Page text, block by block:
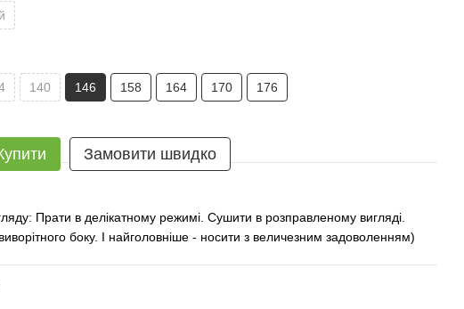
140 146 158 164 170 176
Замовити швидко
Прати в делікатному режимі. Сушити в розправленому вигляді.
боку. І найголовніше - носити з величезним задоволенням)